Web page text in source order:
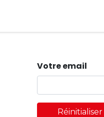
Votre email